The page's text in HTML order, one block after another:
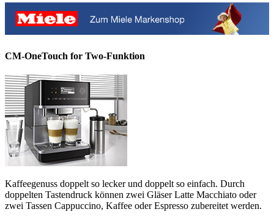
CM-OneTouch for Two-Funktion
Kaffeegenuss doppelt so lecker und doppelt so einfach. Durch
doppelten Tastendruck können zwei Gläser Latte Macchiato oder
zwei Tassen Cappuccino, Kaffee oder Espresso zubereitet werden.